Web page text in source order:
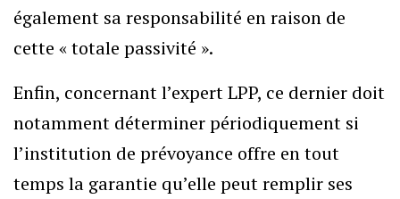
également sa responsabilité en raison de
cette « totale passivité ».
Enfin, concernant l’expert LPP, ce dernier doit
notamment déterminer périodiquement si
l’institution de prévoyance offre en tout
temps la garantie qu’elle peut remplir ses